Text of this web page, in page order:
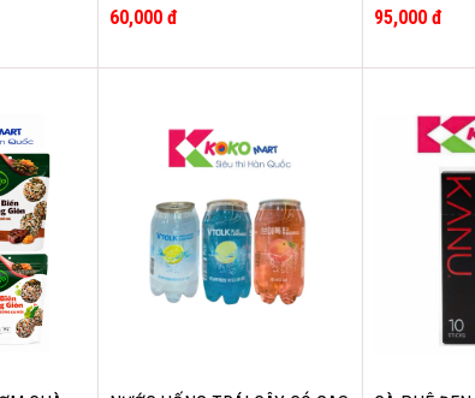
CƠM 1 PHÚT DẠNG VÒNG
60,000 đ
BIBIGO 400G
95,000 đ